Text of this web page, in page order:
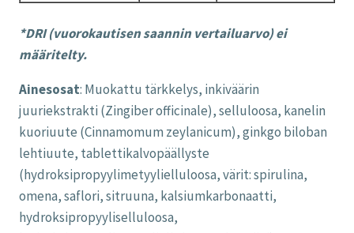
*DRI (vuorokautisen saannin vertailuarvo) ei
määritelty.
Ainesosat: Muokattu tärkkelys, inkiväärin
juuriekstrakti (Zingiber officinale), selluloosa, kanelin
kuoriuute (Cinnamomum zeylanicum), ginkgo biloban
lehtiuute, tablettikalvopäällyste
(hydroksipropyylimetyylielluloosa, värit: spirulina,
omena, saflori, sitruuna, kalsiumkarbonaatti,
hydroksipropyyliselluloosa,